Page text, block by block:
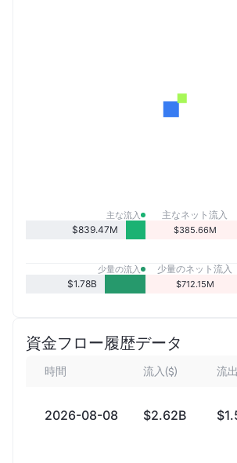
主な流入
$839.47M
主なネット流入
$385.66M
少量の流入
$1.78B
少量のネット流入
$712.15M
資金フロー履歴データ
時間 流入($) 流
2026-08-08 $2.62B